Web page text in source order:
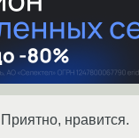
Приятно, нравится.